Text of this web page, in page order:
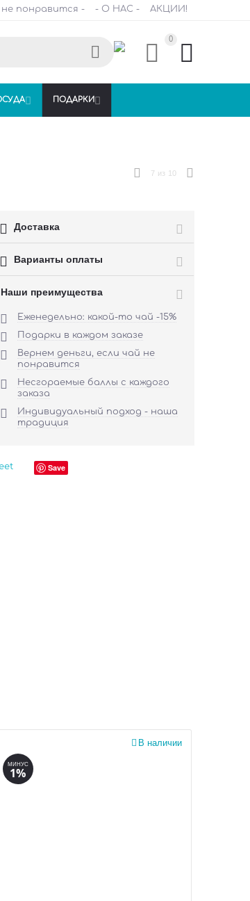
не понравится - - О НАС - АКЦИИ!
0



 ПОДАРКИ
7 из 10
 Доставка
 Варианты оплаты
Наши преимущества
 Еженедельно: какой-то чай -15%
 Подарки в каждом заказе

Вернем деньги, если чай не
понравится

Несгораемые баллы с каждого
заказа

Индивидуальный подход - наша
традиция
Save
В наличии

МИНУС
1%